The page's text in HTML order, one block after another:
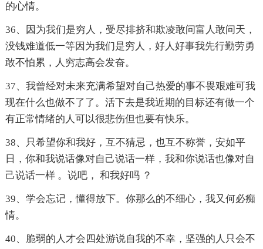
的心情。
36、因为我们是穷人，受尽排挤和欺凌敢问富人敢问天，
没钱难道低一等因为我们是穷人，好人好事我先行勤劳勇
敢不怕累，人穷志高会发奋。
37、我曾经对未来充满希望对自己热爱的事不畏艰难可我
现在什么也做不了了。活下去是我近期的目标还有做一个
有正常情绪的人可以很悲伤但也要有快乐。
38、只希望你和我好，互不猜忌，也互不称誉，安如平
日，你和我说话像对自己说话一样，我和你说话也像对自
己说话一样 。说吧， 和我好吗 ？
39、学会忘记，懂得放下。你那么的不细心，我又何必痴
情。
40、脆弱的人才会四处游说自我的不幸，坚强的人只会不